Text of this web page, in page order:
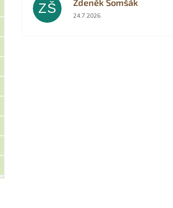
ZŠ Zdeněk Šomšák
Hodnocení obchodu je 5 z 5
24.7.2026